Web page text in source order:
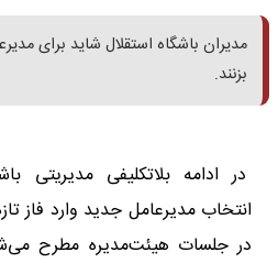
مدیران باشگاه استقلال شاید برای
بزنند.
در ادامه بلاتکلیفی مدیریتی
انتخاب مدیرعامل جدید وارد فاز
در جلسات هیئت‌مدیره مطرح